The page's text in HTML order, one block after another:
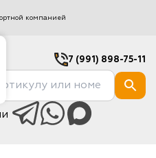
компанией
7 (991) 898-75-11